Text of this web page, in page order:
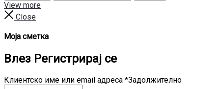
View more
Close
Моја сметка
Влез Регистрирај се
Клиентско име или email адреса *Задолжително